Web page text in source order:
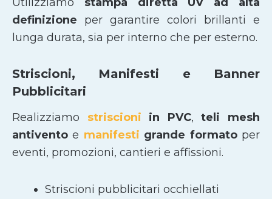
definizione per garantire colori brillanti e
lunga durata, sia per interno che per esterno.
Striscioni, Manifesti e Banner
Pubblicitari
Realizziamo striscioni in PVC,teli mesh
antivento e manifesti grande formatoper
eventi, promozioni, cantieri e affissioni.
Striscioni pubblicitari occhiellati